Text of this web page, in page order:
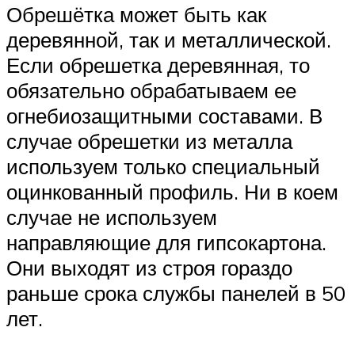
Обрешётка может быть как
деревянной, так и металлической.
Если обрешетка деревянная, то
обязательно обрабатываем ее
огнебиозащитными составами. В
случае обрешетки из металла
используем только специальный
оцинкованный профиль. Ни в коем
случае не используем
направляющие для гипсокартона.
Они выходят из строя гораздо
раньше срока службы панелей в 50
лет.